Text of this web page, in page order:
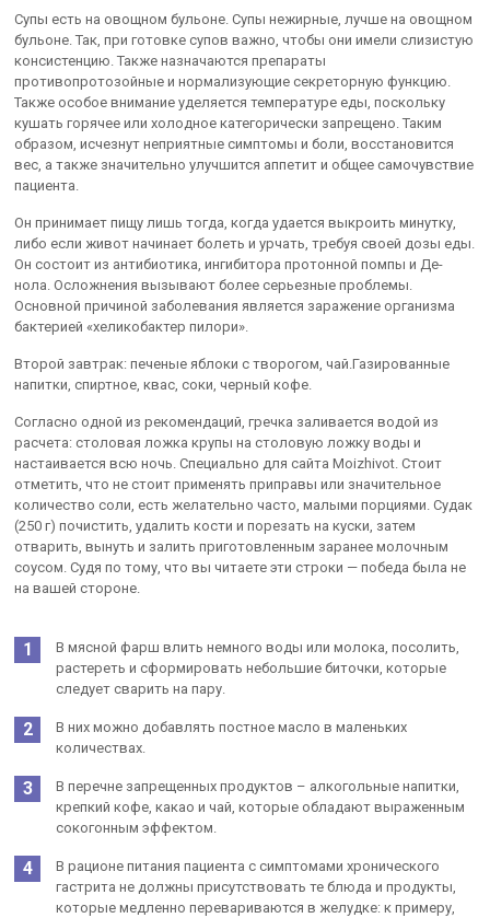
Супы есть на овощном бульоне. Супы нежирные, лучше на овощном
бульоне. Так, при готовке супов важно, чтобы они имели слизистую
консистенцию. Также назначаются препараты
противопротозойные и нормализующие секреторную функцию.
Также особое внимание уделяется температуре еды, поскольку
кушать горячее или холодное категорически запрещено. Таким
образом, исчезнут неприятные симптомы и боли, восстановится
вес, а также значительно улучшится аппетит и общее самочувствие
пациента.
Он принимает пищу лишь тогда, когда удается выкроить минутку,
либо если живот начинает болеть и урчать, требуя своей дозы еды.
Он состоит из антибиотика, ингибитора протонной помпы и Де-
нола. Осложнения вызывают более серьезные проблемы.
Основной причиной заболевания является заражение организма
бактерией «хеликобактер пилори».
Второй завтрак: печеные яблоки с творогом, чай.Газированные
напитки, спиртное, квас, соки, черный кофе.
Согласно одной из рекомендаций, гречка заливается водой из
расчета: столовая ложка крупы на столовую ложку воды и
настаивается всю ночь. Специально для сайта Moizhivot. Стоит
отметить, что не стоит применять приправы или значительное
количество соли, есть желательно часто, малыми порциями. Судак
(250 г) почистить, удалить кости и порезать на куски, затем
отварить, вынуть и залить приготовленным заранее молочным
соусом. Судя по тому, что вы читаете эти строки — победа была не
на вашей стороне.
В мясной фарш влить немного воды или молока, посолить,
растереть и сформировать небольшие биточки, которые
следует сварить на пару.
В них можно добавлять постное масло в маленьких
количествах.
В перечне запрещенных продуктов – алкогольные напитки,
крепкий кофе, какао и чай, которые обладают выраженным
сокогонным эффектом.
В рационе питания пациента с симптомами хронического
гастрита не должны присутствовать те блюда и продукты,
которые медленно перевариваются в желудке: к примеру,